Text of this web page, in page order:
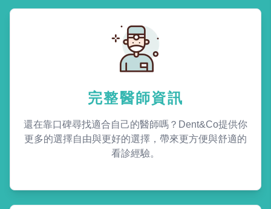
完整醫師資訊
還在靠口碑尋找適合自己的醫師嗎？Dent&Co提供你
更多的選擇自由與更好的選擇，帶來更方便與舒適的
看診經驗。